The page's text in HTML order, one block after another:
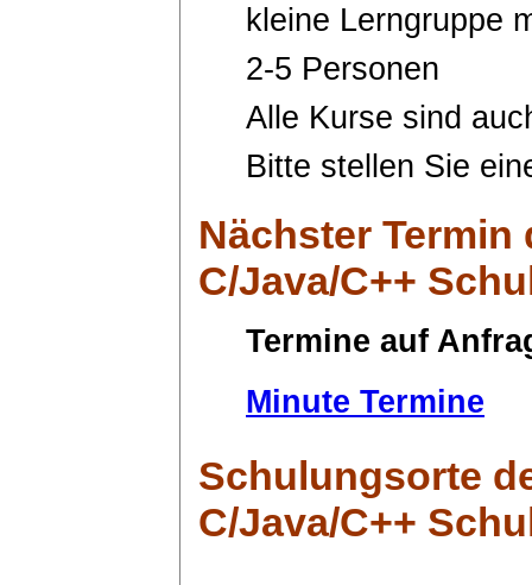
kleine Lerngruppe
2-5 Personen
Alle Kurse sind
Bitte stellen Sie
Nächster Termin
C/Java/C++
Termine auf
Minute Termine
Schulungsorte
C/Java/C++